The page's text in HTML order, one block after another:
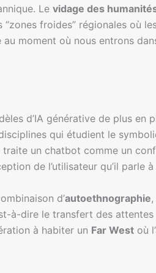
Le vidage des
froides” régionales où
au moment où nous entrons
d’IA générative de plus en
qui étudient le
un chatbot comme un
de l’utilisateur qu’il parle à
d’autoethnographie
à-dire le transfert des
à habiter un Far West où